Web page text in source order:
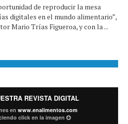
de reproducir la mesa
digitales en el mundo alimentario”,
Mario Trías Figueroa, y con la ...
REVISTA DIGITAL
en www.enalimentos.com
click en la imagen